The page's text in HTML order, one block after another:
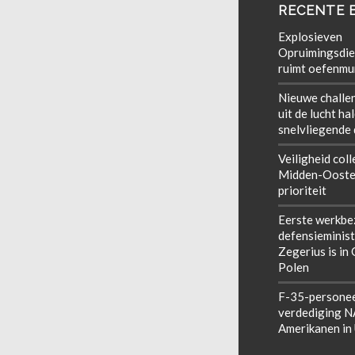
RECENTE
Explosieven
ruimt
Nieuwe
uit de lucht
snelvliegende
Veiligheid
Midden-
prioriteit
Eerste
Zegerius is in
Polen
F-35-
verdediging
Amerikanen in